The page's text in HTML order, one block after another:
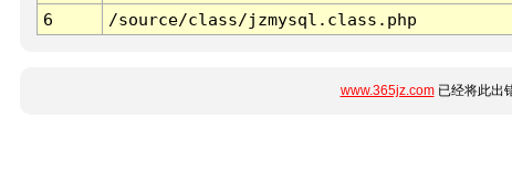
6
/source/class/jzmysql.class.php
www.365jz.com已经将此出